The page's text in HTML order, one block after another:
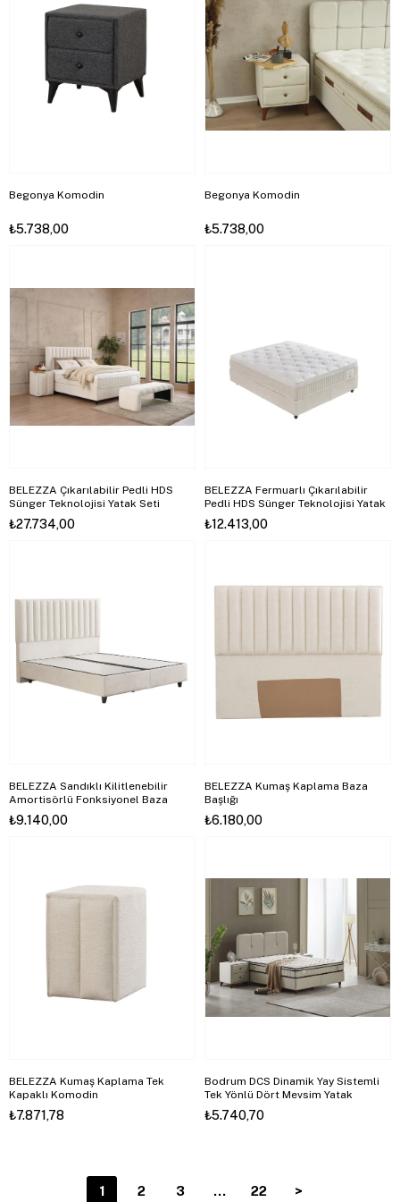
Begonya Komodin
₺5.738,00
Begonya Komodin
₺5.738,00
BELEZZA Çıkarılabilir Pedli HDS
Sünger Teknolojisi Yatak Seti
₺27.734,00
BELEZZA Fermuarlı Çıkarılabilir
Pedli HDS Sünger Teknolojisi Yatak
₺12.413,00
BELEZZA Sandıklı Kilitlenebilir
Amortisörlü Fonksiyonel Baza
₺9.140,00
BELEZZA Kumaş Kaplama Baza
Başlığı
₺6.180,00
BELEZZA Kumaş Kaplama Tek
Kapaklı Komodin
₺7.871,78
Bodrum DCS Dinamik Yay Sistemli
Tek Yönlü Dört Mevsim Yatak
₺5.740,70
1 2 3 ... 22 >